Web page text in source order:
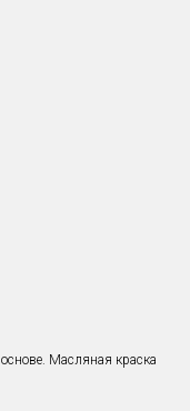
Масляная краска